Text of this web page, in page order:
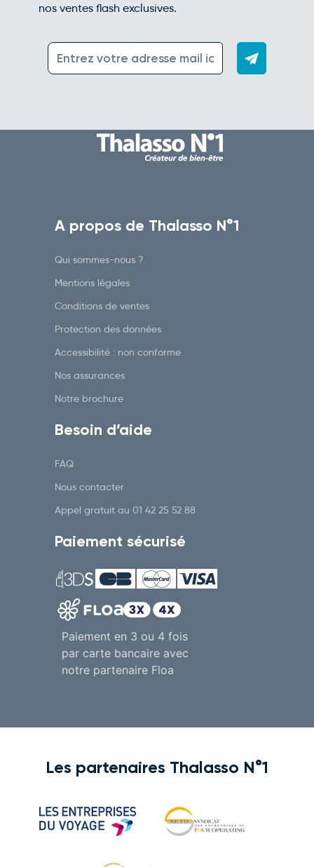
nos ventes flash exclusives.
A propos de Thalasso N°1
Qui sommes-nous ?
Mentions légales
Conditions de ventes
Protection des données
Accessibilité : non conforme
Nos assurances
Notre brochure
Besoin d’aide
FAQ
Nous contacter
Appel gratuit au 01 42 25 52 88
Paiement sécurisé
Paiement en 3 ou 4 fois
par carte bancaire avec
notre partenaire Floa
Les partenaires Thalasso N°1